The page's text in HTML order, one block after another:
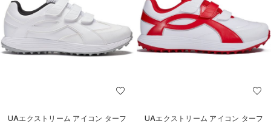
UAエクストリーム アイコン ターフ
UAエクストリーム アイコン ターフ